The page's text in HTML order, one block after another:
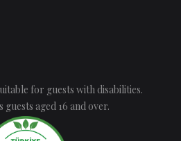
for guests with disabilities.
aged 16 and over.